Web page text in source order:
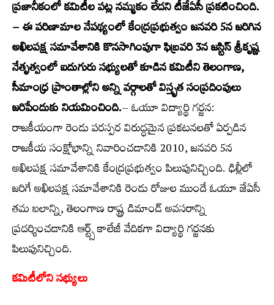
ప్రజానీకంలో కమిటీల పట్ల నమ్మకం లేదని టీజేఏసీ ప్రకటించింది.
– ఈ పరిణామాల నేపథ్యంలో కేంద్రప్రభుత్వం జనవరి 5న జరిగిన
అఖిలపక్ష సమావేశానికి కొనసాగింపుగా ఫిబ్రవరి 3న జస్టిస్ శ్రీకృష్ణ
నేతృత్వంలో ఐదుగురు సభ్యులతో కూడిన కమిటీని తెలంగాణ,
సీమాంధ్ర ప్రాంతాల్లోని అన్ని వర్గాలతో విస్తృత సంప్రదింపులు
జరిపేందుకు నియమించింది.– ఓయూ విద్యార్థి గర్జన:
రాజకీయంగా రెండు పరస్పర విరుద్ధమైన ప్రకటనలతో ఏర్పడిన
రాజకీయ సంక్షోభాన్ని నివారించడానికి 2010, జనవరి 5న
అఖిలపక్ష సమావేశానికి కేంద్రప్రభుత్వం పిలుపునిచ్చింది. ఢిల్లీలో
జరిగే అఖిలపక్ష సమావేశానికి రెండు రోజుల ముందే ఓయూ జేఏసీ
తమ బలాన్ని, తెలంగాణ రాష్ట్ర డిమాండ్ అవసరాన్ని
ప్రదర్శించడానికి ఆర్ట్స్ కాలేజీ వేదికగా విద్యార్థి గర్జనకు
పిలుపునిచ్చింది.
కమిటీలోని సభ్యులు